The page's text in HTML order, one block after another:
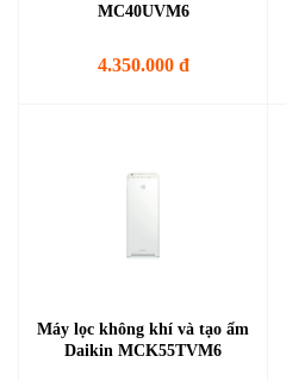
MC40UVM6
4.350.000 đ
Máy lọc không khí và tạo ẩm
Daikin MCK55TVM6